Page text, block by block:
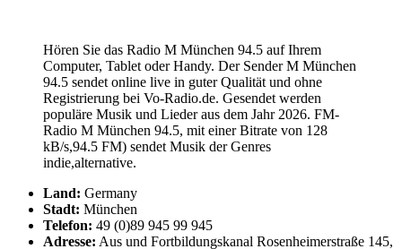
Hören Sie das Radio M München 94.5 auf Ihrem
Computer, Tablet oder Handy. Der Sender M München
94.5 sendet online live in guter Qualität und ohne
Registrierung bei Vo-Radio.de. Gesendet werden
populäre Musik und Lieder aus dem Jahr 2026. FM-
Radio M München 94.5, mit einer Bitrate von 128
kB/s,94.5 FM) sendet Musik der Genres
indie,alternative.
Land: Germany
Stadt: München
Telefon: 49 (0)89 945 99 945
Adresse: Aus und Fortbildungskanal Rosenheimerstraße 145,